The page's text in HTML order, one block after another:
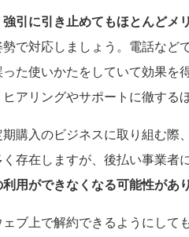
引に引き止めてもほとんどメ
で対応しましょう。電話など
た使いかたをしていて効果を
アリングやサポートに徹する
購入のビジネスに取り組む際
存在しますが、後払い事業者
用ができなくなる可能性があ
ブ上で解約できるようにして